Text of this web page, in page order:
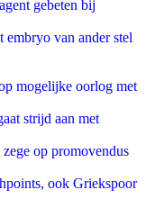
gebeten bij
van ander stel
mogelijke oorlog met
strijd aan met
op promovendus
ook Griekspoor